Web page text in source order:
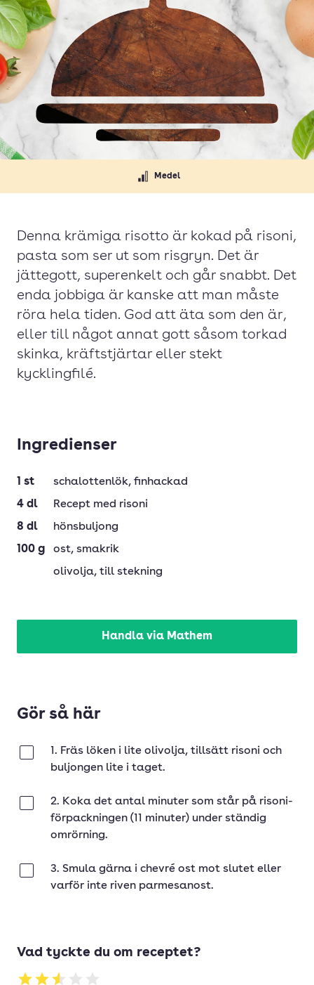
Medel
Denna krämiga risotto är kokad på risoni,
pasta som ser ut som risgryn. Det är
jättegott, superenkelt och går snabbt. Det
enda jobbiga är kanske att man måste
röra hela tiden. God att äta som den är,
eller till något annat gott såsom torkad
skinka, kräftstjärtar eller stekt
kycklingfilé.
Ingredienser
1 st schalottenlök, finhackad
4 dl
Recept med risoni
8 dl
hönsbuljong
100 g ost, smakrik
olivolja, till stekning
Handla via Mathem
Gör så här
1. Fräs löken i lite olivolja, tillsätt risoni och
buljongen lite i taget.
2. Koka det antal minuter som står på risoni-
förpackningen (11 minuter) under ständig
omrörning.
3. Smula gärna i chevré ost mot slutet eller
varför inte riven parmesanost.
Vad tyckte du om receptet?